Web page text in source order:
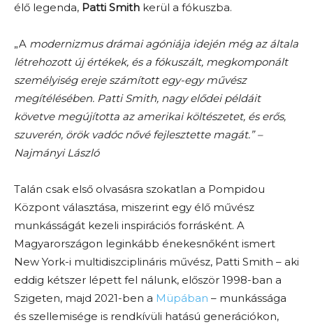
élő legenda, Patti Smith kerül a fókuszba.
„A modernizmus drámai agóniája idején még az általa
létrehozott új értékek, és a fókuszált, megkomponált
személyiség ereje számított egy-egy művész
megítélésében. Patti Smith, nagy elődei példáit
követve megújította az amerikai költészetet, és erős,
szuverén, örök vadóc nővé fejlesztette magát.” –
Najmányi László
Talán csak első olvasásra szokatlan a Pompidou
Központ választása, miszerint egy élő művész
munkásságát kezeli inspirációs forrásként. A
Magyarországon leginkább énekesnőként ismert
New York-i multidiszciplináris művész, Patti Smith – aki
eddig kétszer lépett fel nálunk, először 1998-ban a
Szigeten, majd 2021-ben a Müpában – munkássága
és szellemisége is rendkívüli hatású generációkon,